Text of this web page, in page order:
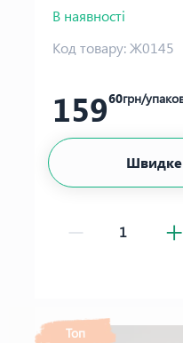
В наявності
Код товару:Ж0145
15960грн/
Топ